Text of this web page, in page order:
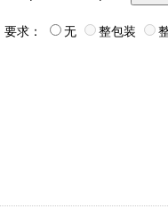
要求： 无 整包装